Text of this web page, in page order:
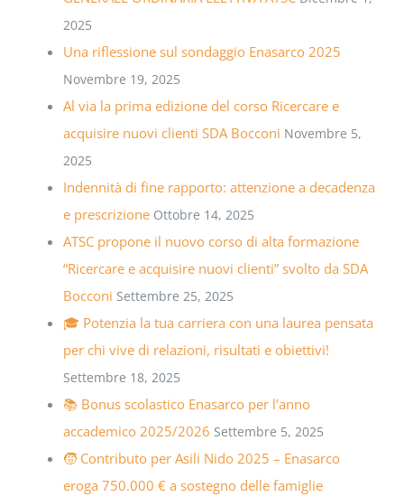
2025
Una riflessione sul sondaggio Enasarco 2025
Novembre 19, 2025
Al via la prima edizione del corso Ricercare e
acquisire nuovi clienti SDA Bocconi Novembre 5,
2025
Indennità di fine rapporto: attenzione a decadenza
e prescrizione Ottobre 14, 2025
ATSC propone il nuovo corso di alta formazione
“Ricercare e acquisire nuovi clienti” svolto da SDA
Bocconi Settembre 25, 2025
🎓 Potenzia la tua carriera con una laurea pensata
per chi vive di relazioni, risultati e obiettivi!
Settembre 18, 2025
📚 Bonus scolastico Enasarco per l’anno
accademico 2025/2026 Settembre 5, 2025
🧒 Contributo per Asili Nido 2025 – Enasarco
eroga 750.000 € a sostegno delle famiglie